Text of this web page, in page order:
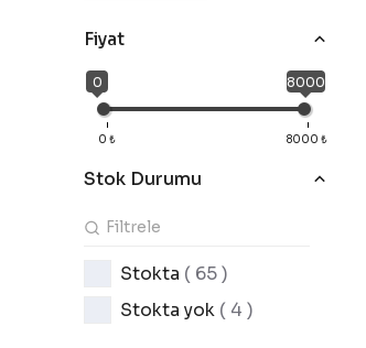
Fiyat
0 8000
0 ₺ 8000 ₺
Stok Durumu
Stokta ( 65 )
Stokta yok ( 4 )